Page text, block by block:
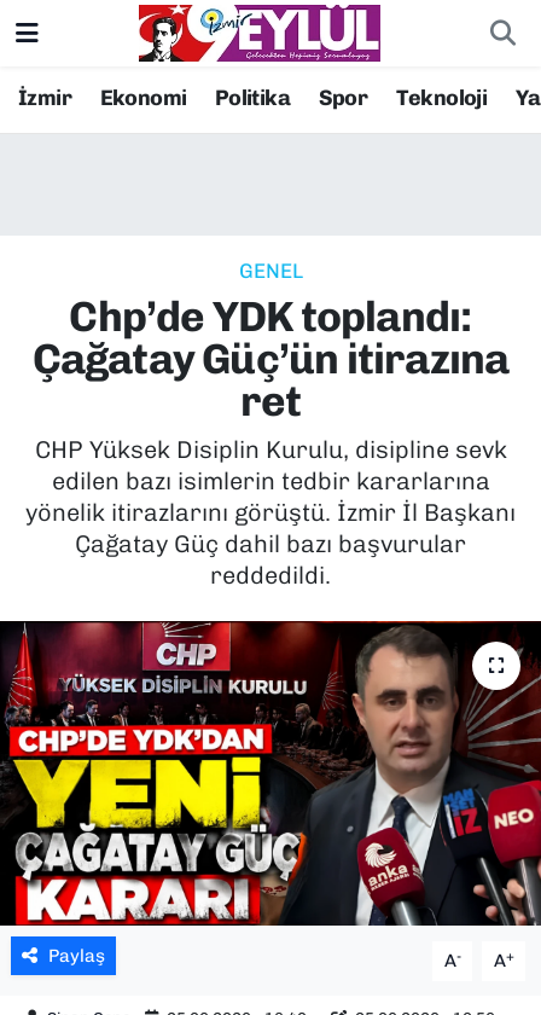
İzmir Ekonomi Politika Spor Teknoloji
GENEL
Chp’de YDK toplandı:
Çağatay Güç’ün itirazına
ret
CHP Yüksek Disiplin Kurulu, disipline sevk
edilen bazı isimlerin tedbir kararlarına
yönelik itirazlarını görüştü. İzmir İl Başkanı
Çağatay Güç dahil bazı başvurular
reddedildi.
Paylaş A- A+
Resmi İlanlar
EKONOMİ
MAGAZİN
POLİTİKA
SPOR
TEKNOLOJİ
YAŞAM
YEREL YÖNETİMLER
Konak Nöbetçi Eczaneler
Süper Lig Puan Durumu ve Fikstür
Tüm Manşetler
Son Dakika Haberleri
Haber Arşivi